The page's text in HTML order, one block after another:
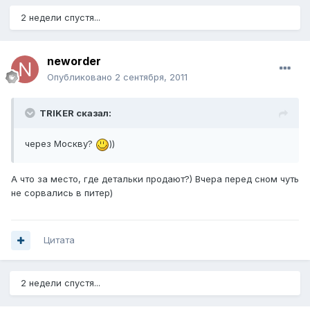
2 недели спустя...
neworder
Опубликовано 2 сентября, 2011
TRIKER сказал:
через Москву? ))
А что за место, где детальки продают?) Вчера перед сном чуть
не сорвались в питер)
Цитата
2 недели спустя...